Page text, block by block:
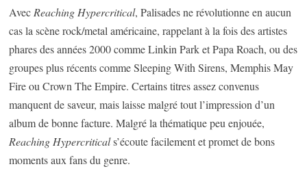
Avec Reaching Hypercritical, Palisades ne révolutionne en aucun
cas la scène rock/metal américaine, rappelant à la fois des artistes
phares des années 2000 comme Linkin Park et Papa Roach, ou des
groupes plus récents comme Sleeping With Sirens, Memphis May
Fire ou Crown The Empire. Certains titres assez convenus
manquent de saveur, mais laisse malgré tout l’impression d’un
album de bonne facture. Malgré la thématique peu enjouée,
Reaching Hypercriticals’écoute facilement et promet de bons
moments aux fans du genre.